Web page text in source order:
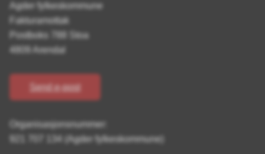
Agder fylkeskommune
Fakturamottak
Postboks 788 Stoa
4809 Arendal
Send e-post
Organisasjonsnummer:
921 707 134 (Agder fylkeskommune)